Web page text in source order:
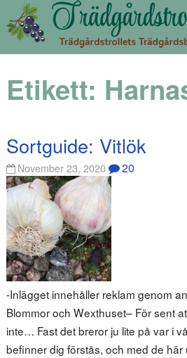
Etikett:
Sortguide: Vitlök
November 23, 2020 20
-Inlägget innehåller reklam genom
Blommor och Wexthuset– För sent
inte… Fast det breror ju lite på var i
befinner dig förstås, och med de här